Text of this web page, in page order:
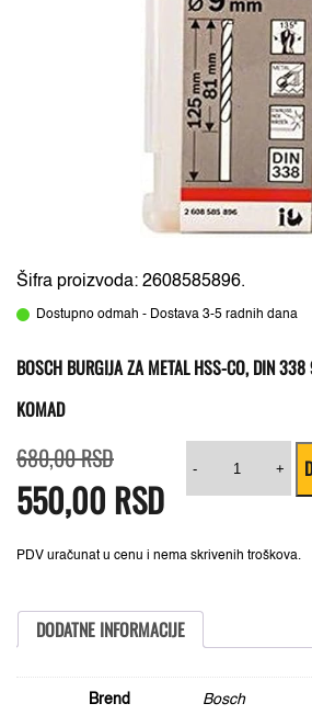
Šifra proizvoda: 2608585896.
Dostupno odmah - Dostava 3-5 radnih dana
BOSCH BURGIJA ZA METAL HSS-CO, DIN
KOMAD
680,00RSDcena
je
bila:
680,00 RSD.
550,00 RSD
cena
je:
550,00 RSD.
PDV uračunat u cenu i nema skrivenih troškova.
-
burgija
metal
DIN
1
količina
+
DODATNE INFORMACIJE
Brend Bosch